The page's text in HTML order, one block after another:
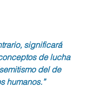
significará
de lucha
del de
humanos.”